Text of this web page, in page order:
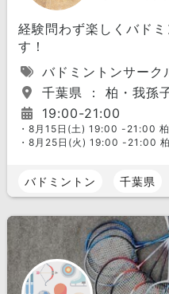
経験問わず楽しくバド
す！
バドミントンサーク
千葉県 ： 柏・我孫
19:00-21:00
・8月15日(土) 19:00 -21:00
・8月25日(火) 19:00 -21:00
バドミントン 千葉県